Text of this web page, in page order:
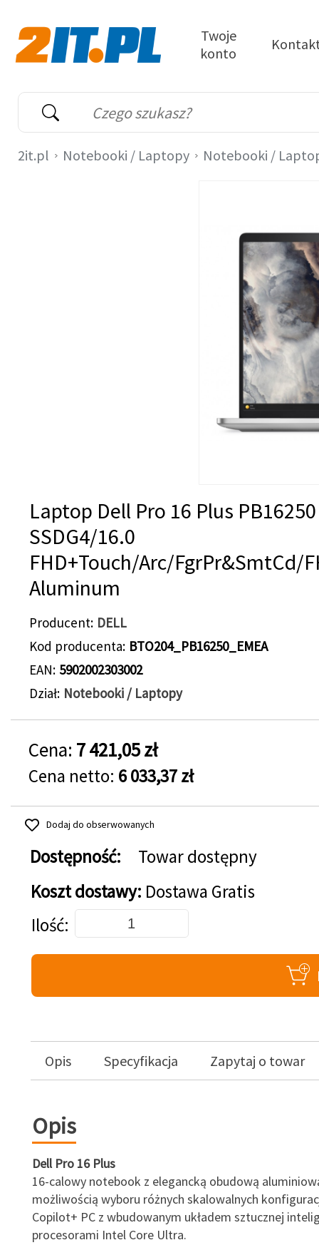
Wyszukiwarka
Słowo kluczowe
Twoje
konto
2it.pl Notebooki / Laptopy Notebooki /
Laptop Dell Pro 16 Plus
SSDG4/16.0
FHD+Touch/Arc/FgrPr&SmtCd/
Aluminum
Producent DELL
Kod producenta BTO204_PB16250_EMEA
EAN 5902002303002
Dział Notebooki / Laptopy
Cena: 7 421,05 zł
Cena netto: 6 033,37 zł
Dodaj do obserwowanych
Dostępność:
Towar dostępny
Koszt dostawy: Dostawa Gratis
Dodaj do koszyka
Ilość
Opis Specyfikacja Zapytaj o towar
Opis
Dell Pro 16 Plus
16-calowy notebook z elegancką obudową
możliwością wyboru różnych skalowalnych
Copilot+ PC z wbudowanym układem sztucznej
procesorami Intel Core Ultra.